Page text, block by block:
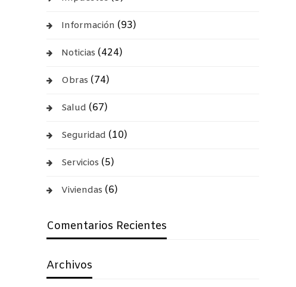
Información (93)
Noticias (424)
Obras (74)
Salud (67)
Seguridad (10)
Servicios (5)
Viviendas (6)
Comentarios Recientes
Archivos